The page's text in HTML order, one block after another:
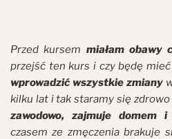
Przed kursem miałam obawy
przejść ten kurs i czy będę
wprowadzić wszystkie zmiany
kilku lat i tak staramy się
zawodowo, zajmuje domem
czasem ze zmęczenia brakuje